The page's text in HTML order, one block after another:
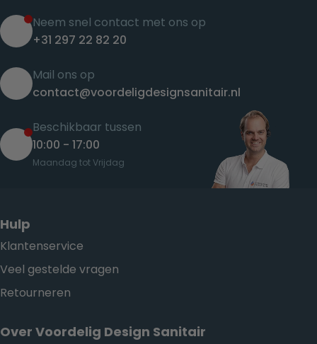
Neem snel contact met ons op
+31 297 22 82 20
Mail ons op
contact@voordeligdesignsanitair.nl
Beschikbaar tussen
10:00 - 17:00
Maandag tot Vrijdag
Hulp
Klantenservice
Veel gestelde vragen
Retourneren
Over Voordelig Design Sanitair